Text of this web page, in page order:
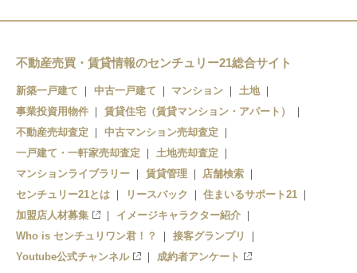
不動産売買・賃貸情報のセンチュリー21総合サイト
新築一戸建て 中古一戸建て マンション
土地
事業投資用物件
賃貸住宅（賃貸マンション・アパート）
不動産売却査定
中古マンション売却査定
一戸建て・一軒家売却査定
土地売却査定
マンションライブラリー
賃貸管理
店舗検索
センチュリー21とは
リースバック
住まいるサポート21
加盟店人材募集
イメージキャラクター紹介
Who is センチュリワン君！？
接客グランプリ
Youtube公式チャンネル
成約者アンケート